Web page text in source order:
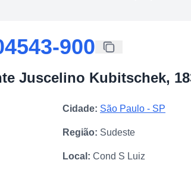
900
Juscelino Kubitschek,
Cidade: São Paulo - SP
Região: Sudeste
Local: Cond S Luiz